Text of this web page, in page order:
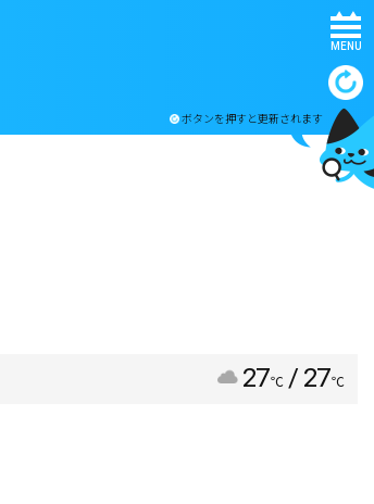
MENU
ボタンを押すと更新されます
27℃ / 27℃